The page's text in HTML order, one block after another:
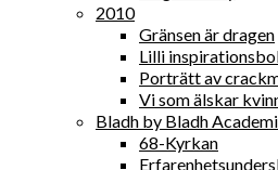
2010
Gränsen är dragen
Lilli
Porträtt av
Vi som älskar
Bladh by Bladh
68-Kyrkan